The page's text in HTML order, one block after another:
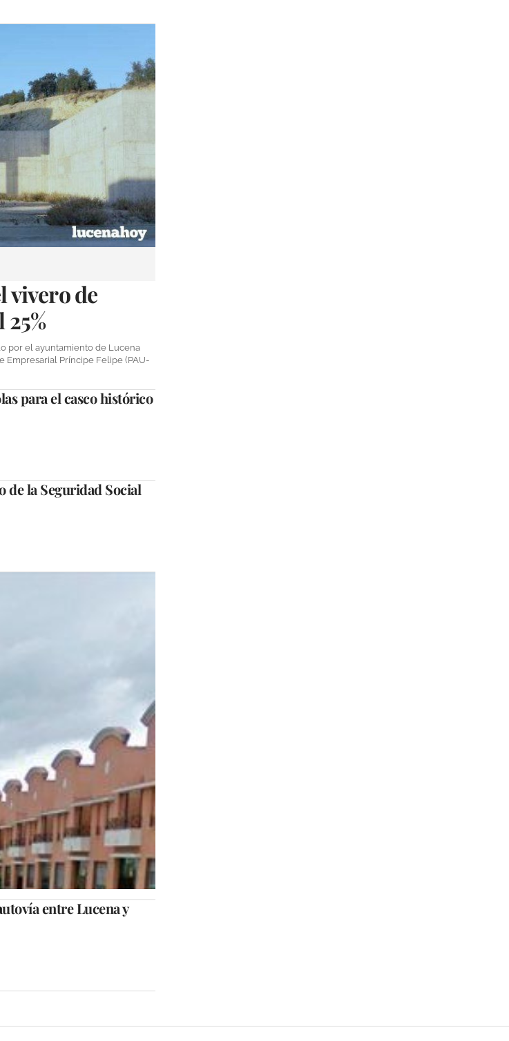
vivero de
por el ayuntamiento de Lucena
Empresarial Príncipe Felipe (PAU-
para el casco histórico
de la Seguridad Social
de su nueva
entre Lucena y